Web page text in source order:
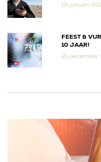
19 januari
FEEST &
10 JAAR!
21